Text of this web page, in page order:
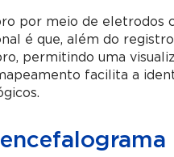
por meio de eletrodos
é que, além do
permitindo uma
facilita a